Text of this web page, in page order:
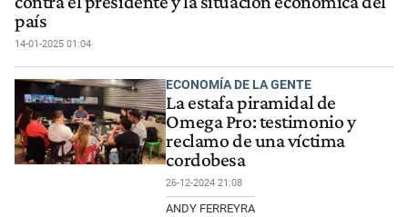
país
14-01-2025 01:04
ECONOMÍA DE LA GENTE
La estafa piramidal de
Omega Pro: testimonio y
reclamo de una víctima
cordobesa
26-12-2024 21:08
ANDY FERREYRA